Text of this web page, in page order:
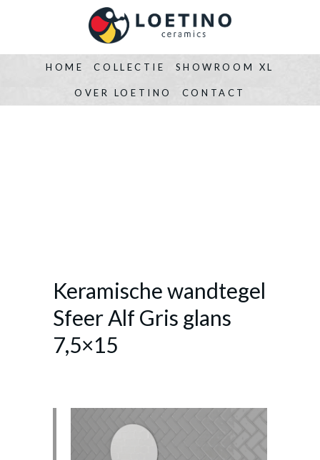
HOME COLLECTIE SHOWROOM XL
OVER LOETINO CONTACT
Keramische wandtegel
Sfeer Alf Gris glans
7,5×15